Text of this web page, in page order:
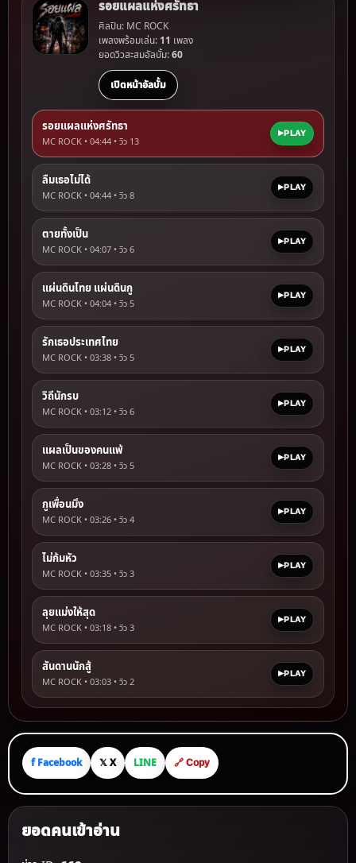
รอยแผลแห่งศรัทธา
ศิลปิน: MC ROCK
เพลงพร้อมเล่น: 11 เพลง
ยอดวิวสะสมอัลบั้ม:60
เปิดหน้าอัลบั้ม
รอยแผลแห่งศรัทธา
MC ROCK • 04:44 • วิว 13
PLAY
ลืมเธอไม่ได้
MC ROCK • 04:44 • วิว 8
PLAY
ตายทั้งเป็น
MC ROCK • 04:07 • วิว 6
PLAY
แผ่นดินไทย แผ่นดินกู
MC ROCK • 04:04 • วิว 5
PLAY
รักเธอประเทศไทย
MC ROCK • 03:38 • วิว 5
PLAY
วิถีนักรบ
MC ROCK • 03:12 • วิว 6
PLAY
แผลเป็นของคนแพ้
MC ROCK • 03:28 • วิว 5
PLAY
กูเพื่อนมึง
MC ROCK • 03:26 • วิว 4
PLAY
ไม่ก้มหัว
MC ROCK • 03:35 • วิว 3
PLAY
ลุยแม่งให้สุด
MC ROCK • 03:18 • วิว 3
PLAY
สันดานนักสู้
MC ROCK • 03:03 • วิว 2
PLAY
f Facebook 𝕏 X LINE 🔗 Copy
ยอดคนเข้าอ่าน